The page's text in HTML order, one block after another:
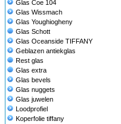
Glas Coe 104
Glas Wissmach
Glas Youghiogheny
Glas Schott
Glas Oceanside TIFFANY
Geblazen antiekglas
Rest glas
Glas extra
Glas bevels
Glas nuggets
Glas juwelen
Loodprofiel
Koperfolie tiffany